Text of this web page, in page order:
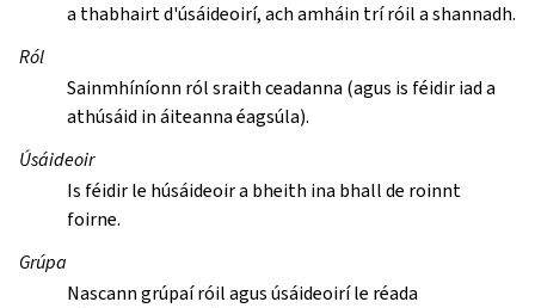
a thabhairt d'úsáideoirí, ach amháin trí róil a shannadh.
Ról
Sainmhíníonn ról sraith ceadanna (agus is féidir iad a
athúsáid in áiteanna éagsúla).
Úsáideoir
Is féidir le húsáideoir a bheith ina bhall de roinnt
foirne.
Grúpa
Nascann grúpaí róil agus úsáideoirí le réada